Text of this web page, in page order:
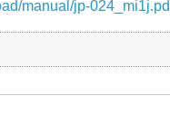
manual/jp-